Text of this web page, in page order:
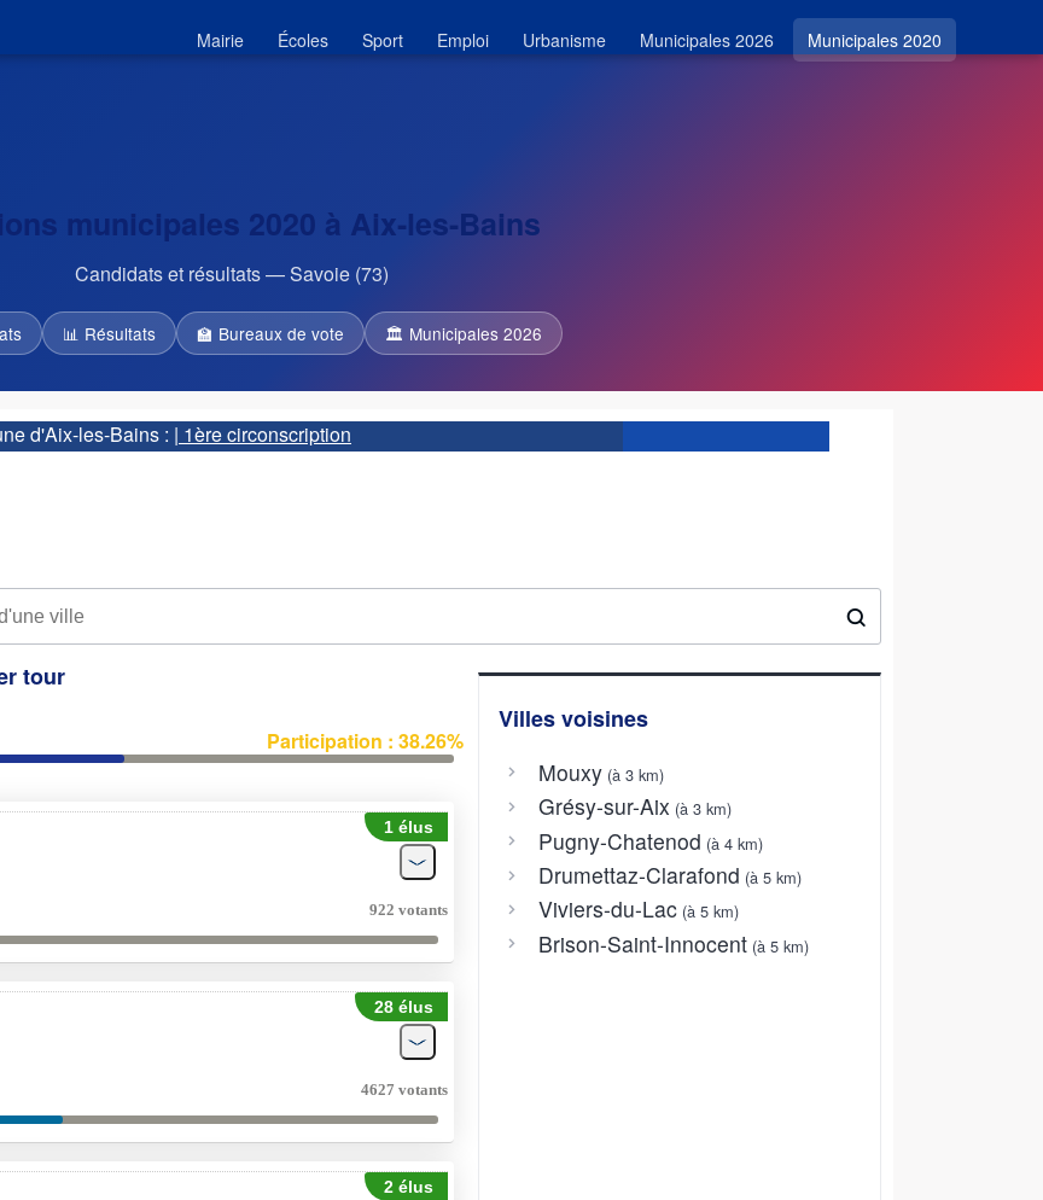
Mairie Écoles Sport Emploi Urbanisme Municipales 2026 Municipales 2020
municipales 2020 à Aix-les-Bains
Candidats et résultats — Savoie (73)
📊 Résultats 🏫 Bureaux de vote 🏛 Municipales 2026
d'Aix-les-Bains : | 1ère circonscription
tour
Participation : 38.26%
1 élus
922 votants
28 élus
4627 votants
2 élus
Villes voisines
Mouxy(à 3 km)
Grésy-sur-Aix (à 3 km)
Pugny-Chatenod (à 4 km)
Drumettaz-Clarafond (à 5 km)
Viviers-du-Lac(à 5 km)
Brison-Saint-Innocent(à 5 km)